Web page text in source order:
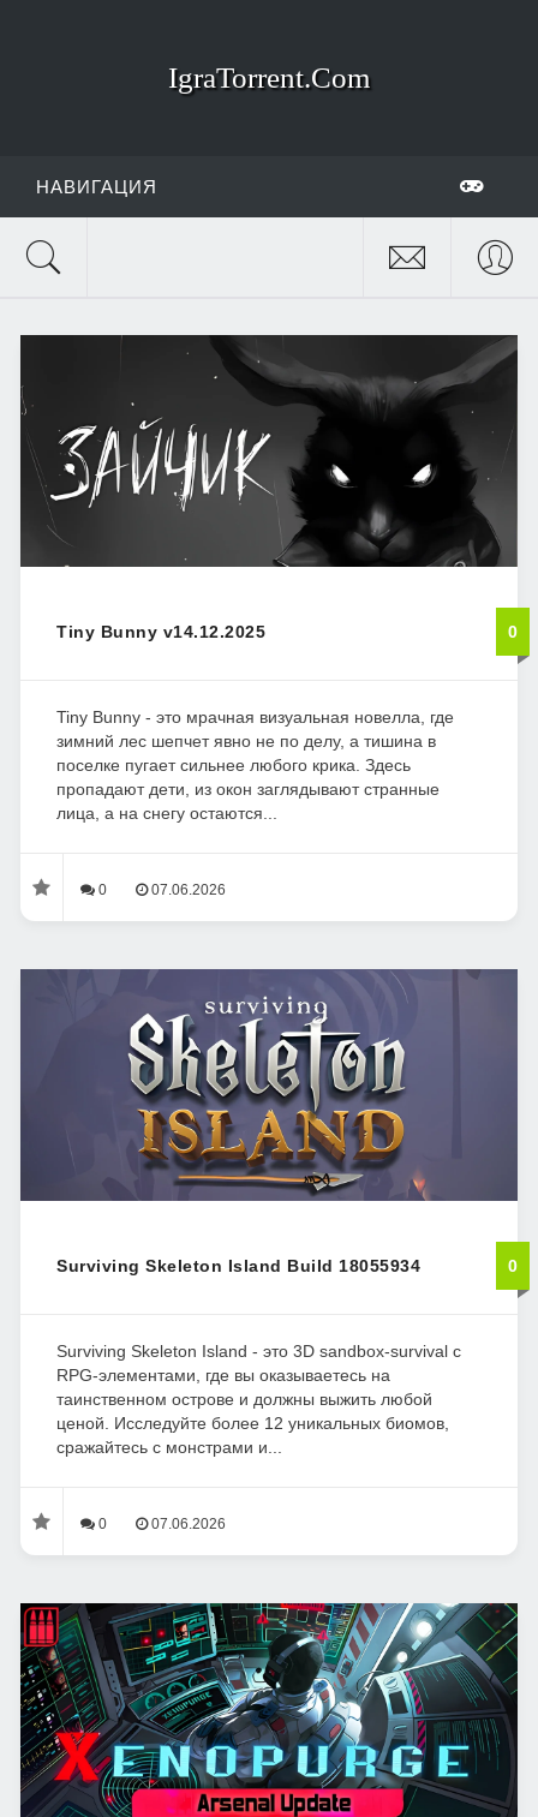
IgraTorrent.Com
НАВИГАЦИЯ
Tiny Bunny v14.12.2025 0
Tiny Bunny - это мрачная визуальная новелла, где
зимний лес шепчет явно не по делу, а тишина в
поселке пугает сильнее любого крика. Здесь
пропадают дети, из окон заглядывают странные
лица, а на снегу остаются...
0 07.06.2026
Surviving Skeleton Island Build 18055934 0
Surviving Skeleton Island - это 3D sandbox-survival с
RPG-элементами, где вы оказываетесь на
таинственном острове и должны выжить любой
ценой. Исследуйте более 12 уникальных биомов,
сражайтесь с монстрами и...
0 07.06.2026